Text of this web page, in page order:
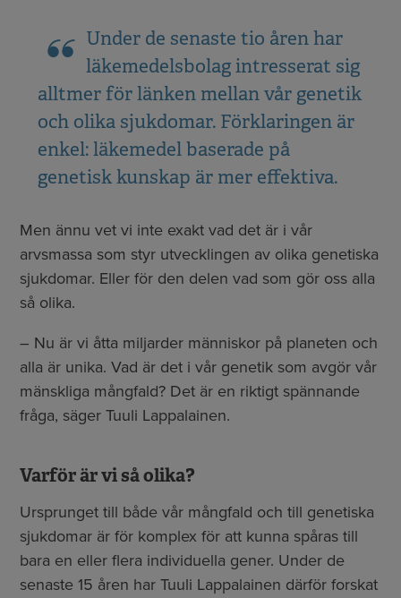
Under de senaste tio åren har
läkemedelsbolag intresserat sig
alltmer för länken mellan vår genetik
och olika sjukdomar. Förklaringen är
enkel: läkemedel baserade på
genetisk kunskap är mer effektiva.
Men ännu vet vi inte exakt vad det är i vår
arvsmassa som styr utvecklingen av olika genetiska
sjukdomar. Eller för den delen vad som gör oss alla
så olika.
– Nu är vi åtta miljarder människor på planeten och
alla är unika. Vad är det i vår genetik som avgör vår
mänskliga mångfald? Det är en riktigt spännande
fråga, säger Tuuli Lappalainen.
Varför är vi så olika?
Ursprunget till både vår mångfald och till genetiska
sjukdomar är för komplex för att kunna spåras till
bara en eller flera individuella gener. Under de
senaste 15 åren har Tuuli Lappalainen därför forskat